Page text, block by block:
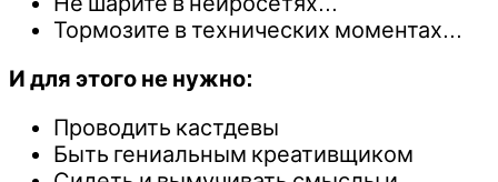
Тормозите в технических моментах…
И для этого не нужно:
Проводить кастдевы
Быть гениальным креативщиком